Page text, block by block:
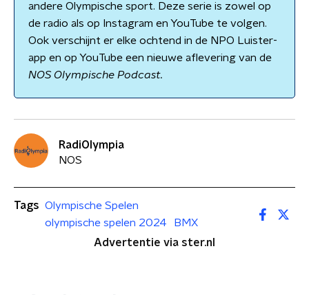
andere Olympische sport. Deze serie is zowel op
de radio als op Instagram en YouTube te volgen.
Ook verschijnt er elke ochtend in de NPO Luister-
app en op YouTube een nieuwe aflevering van de
NOS Olympische Podcast.
RadiOlympia
NOS
Tags Olympische Spelen
olympische spelen 2024
BMX
Advertentie via ster.nl